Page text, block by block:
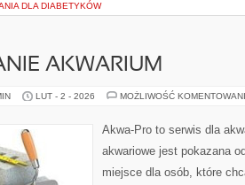
DLA DIABETYKÓW
AKWARIUM
LUT - 2 - 2026 MOŻLIWOŚĆ
Akwa-Pro to serwis dla
akwariowe jest pokazana
miejsce dla osób, które